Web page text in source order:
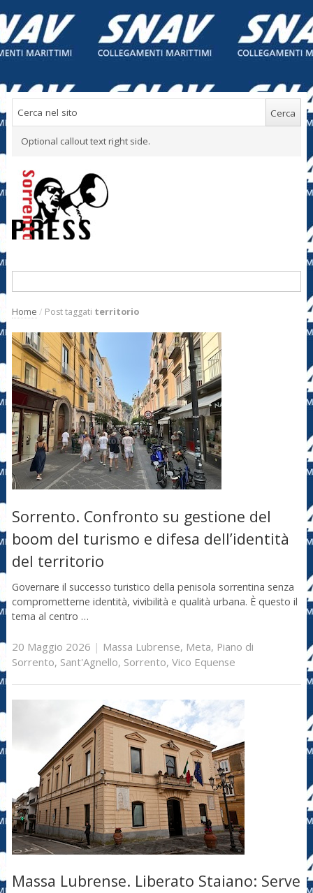
Optional callout text right side.
Home / Post taggati territorio
Sorrento. Confronto su gestione del
boom del turismo e difesa dell’identità
del territorio
Governare il successo turistico della penisola sorrentina senza
comprometterne identità, vivibilità e qualità urbana. È questo il
tema al centro …
20 Maggio 2026 | Massa Lubrense, Meta, Piano di
Sorrento, Sant'Agnello, Sorrento, Vico Equense
Massa Lubrense. Liberato Staiano: Serve